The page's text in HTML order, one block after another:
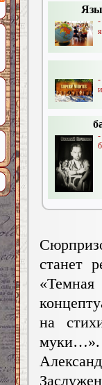
-
-
станет
на
муки…».